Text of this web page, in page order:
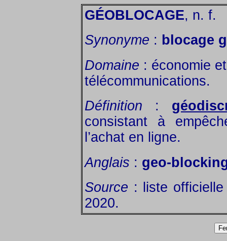
GÉOBLOCAGE, n. f.
Synonyme : blocage
Domaine : économie
télécommunications.
Définition :
consistant à
l’achat en ligne.
Anglais : geo-
Source : liste
2020.